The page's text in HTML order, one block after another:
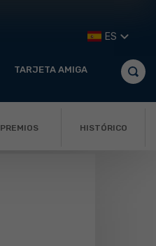
TARJETA AMIGA
ES
PREMIOS HISTÓRICO